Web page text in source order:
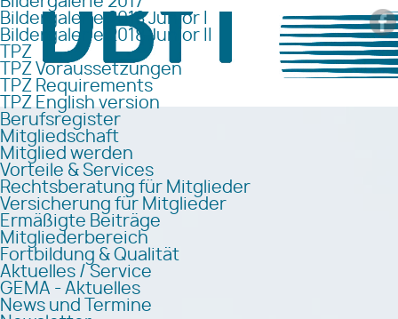
Bildergalerie 2018 Junior I
Bildergalerie 2018 Junior II
TPZ
TPZ Voraussetzungen
TPZ Requirements
TPZ English version
Berufsregister
Mitgliedschaft
Mitglied werden
Vorteile & Services
Rechtsberatung für Mitglieder
Versicherung für Mitglieder
Ermäßigte Beiträge
Mitgliederbereich
Fortbildung & Qualität
Aktuelles / Service
GEMA - Aktuelles
News und Termine